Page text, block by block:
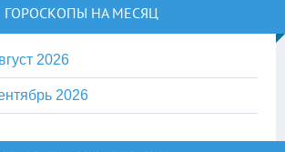
ГОРОСКОПЫ НА МЕСЯЦ
2026
2026